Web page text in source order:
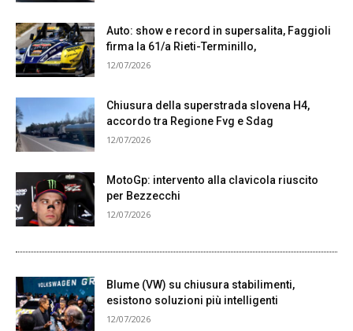
Auto: show e record in supersalita, Faggioli
firma la 61/a Rieti-Terminillo,
12/07/2026
Chiusura della superstrada slovena H4,
accordo tra Regione Fvg e Sdag
12/07/2026
MotoGp: intervento alla clavicola riuscito
per Bezzecchi
12/07/2026
Blume (VW) su chiusura stabilimenti,
esistono soluzioni più intelligenti
12/07/2026